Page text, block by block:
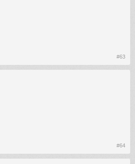
#63
#64